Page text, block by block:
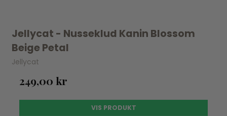
Jellycat - Nusseklud Kanin Blossom
Beige Petal
Jellycat
249,00 kr
VIS PRODUKT